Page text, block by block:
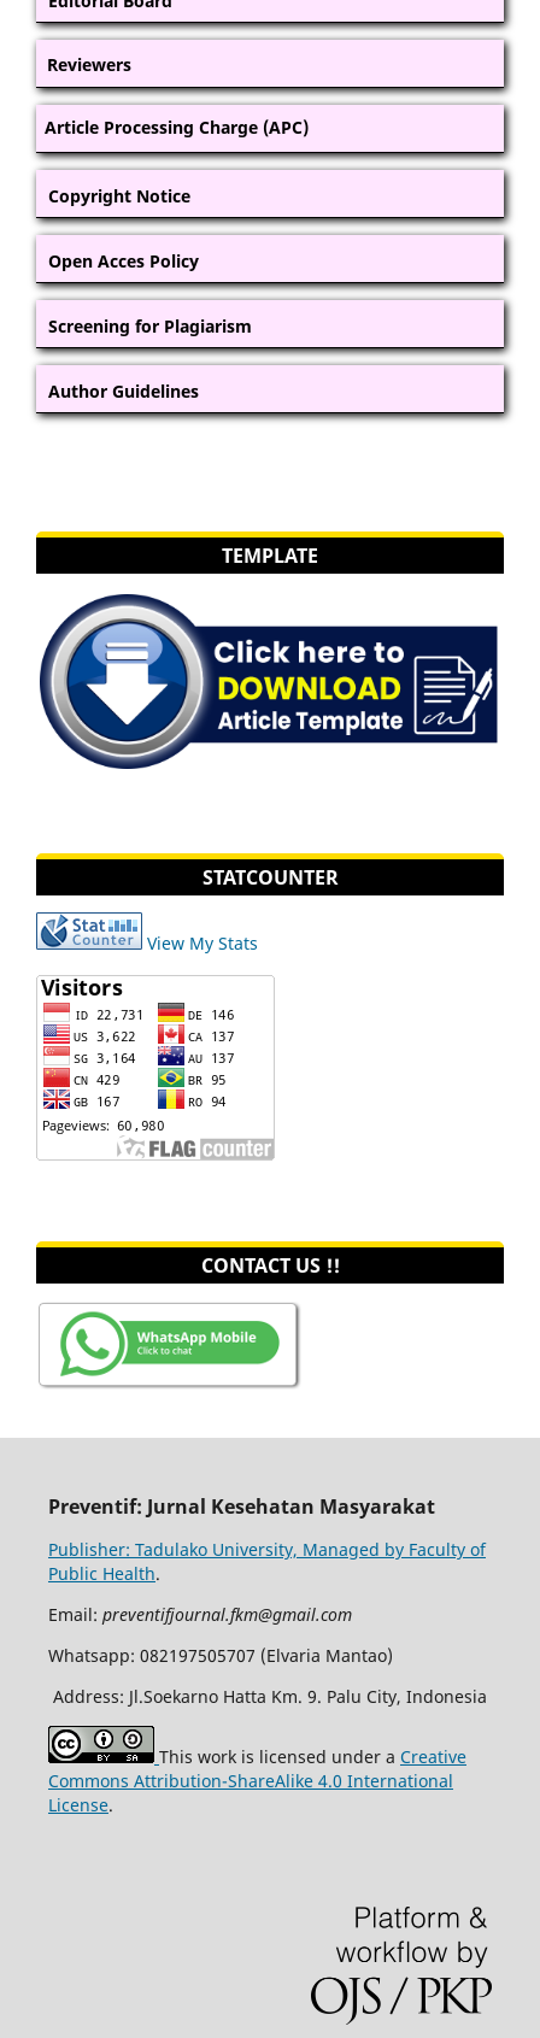
Reviewers
Article Processing Charge (APC)
Copyright Notice
Open Acces Policy
Screening for Plagiarism
Author Guidelines
TEMPLATE
STATCOUNTER
View My Stats
CONTACT US !!
Preventif: Jurnal Kesehatan Masyarakat
Publisher: Tadulako University, Managed by Faculty of
Public Health.
Email: preventifjournal.fkm@gmail.com
Whatsapp: 082197505707 (Elvaria Mantao)
Address: Jl.Soekarno Hatta Km. 9. Palu City, Indonesia
This work is licensed under a Creative
Commons Attribution-ShareAlike 4.0 International
License.